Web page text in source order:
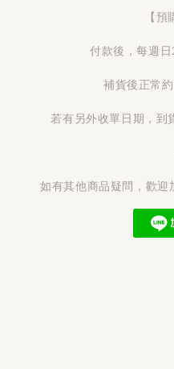
【預
付款後，每週
補貨後正常
若有另外收單日期，到
如有其他商品疑問，歡迎